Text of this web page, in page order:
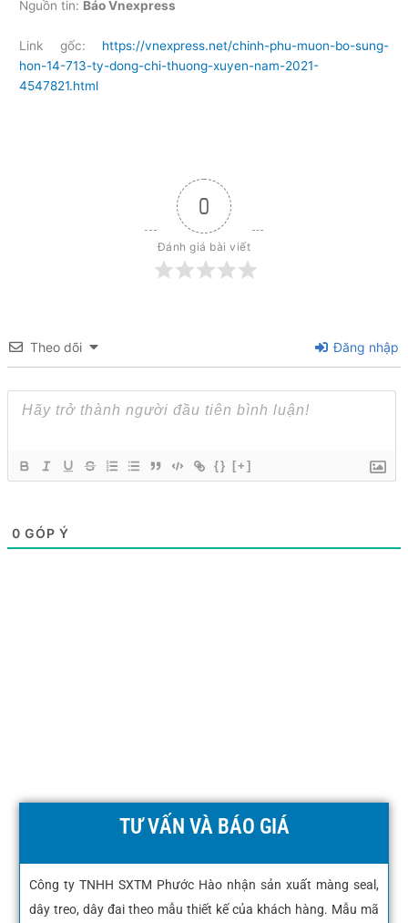
Nguồn tin: Báo Vnexpress
Link gốc: https://vnexpress.net/chinh-phu-muon-bo-sung-
hon-14-713-ty-dong-chi-thuong-xuyen-nam-2021-
4547821.html
0
Đánh giá bài viết
Theo dõi Đăng nhập
{} [+]
0 GÓP Ý
TƯ VẤN VÀ BÁO GIÁ
Công ty TNHH SXTM Phước Hào nhận sản xuất màng seal,
dây treo, dây đai theo mẫu thiết kế của khách hàng. Mẫu mã